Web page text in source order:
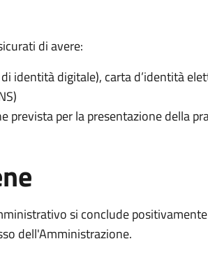
di avere:
identità digitale), carta d’identità
prevista per la presentazione della
si conclude
dell'Amministrazione.